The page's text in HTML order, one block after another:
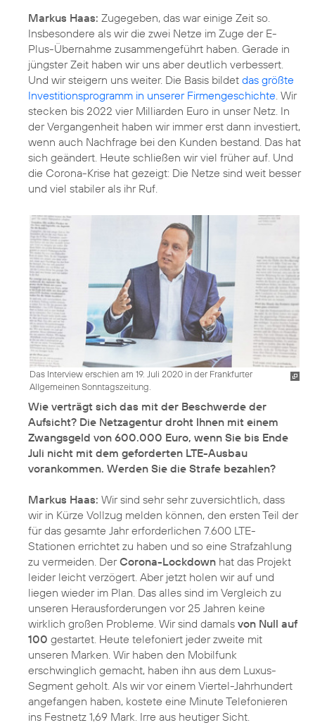
Markus Haas: Zugegeben, das war einige Zeit so.
Insbesondere als wir die zwei Netze im Zuge der E-
Plus-Übernahme zusammengeführt haben. Gerade in
jüngster Zeit haben wir uns aber deutlich verbessert.
Und wir steigern uns weiter. Die Basis bildet das größte
Investitionsprogramm in unserer Firmengeschichte . Wir
stecken bis 2022 vier Milliarden Euro in unser Netz. In
der Vergangenheit haben wir immer erst dann investiert,
wenn auch Nachfrage bei den Kunden bestand. Das hat
sich geändert. Heute schließen wir viel früher auf. Und
die Corona-Krise hat gezeigt: Die Netze sind weit besser
und viel stabiler als ihr Ruf.
Das Interview erschien am 19. Juli 2020 in der Frankfurter
Allgemeinen Sonntagszeitung.
Wie verträgt sich das mit der Beschwerde der
Aufsicht? Die Netzagentur droht Ihnen mit einem
Zwangsgeld von 600.000 Euro, wenn Sie bis Ende
Juli nicht mit dem geforderten LTE-Ausbau
vorankommen. Werden Sie die Strafe bezahlen?
Markus Haas: Wir sind sehr sehr zuversichtlich, dass
wir in Kürze Vollzug melden können, den ersten Teil der
für das gesamte Jahr erforderlichen 7.600 LTE-
Stationen errichtet zu haben und so eine Strafzahlung
zu vermeiden. DerCorona-Lockdown hat das Projekt
leider leicht verzögert. Aber jetzt holen wir auf und
liegen wieder im Plan. Das alles sind im Vergleich zu
unseren Herausforderungen vor 25 Jahren keine
wirklich großen Probleme. Wir sind damals von Null auf
100 gestartet. Heute telefoniert jeder zweite mit
unseren Marken. Wir haben den Mobilfunk
erschwinglich gemacht, haben ihn aus dem Luxus-
Segment geholt. Als wir vor einem Viertel-Jahrhundert
angefangen haben, kostete eine Minute Telefonieren
ins Festnetz 1,69 Mark. Irre aus heutiger Sicht.